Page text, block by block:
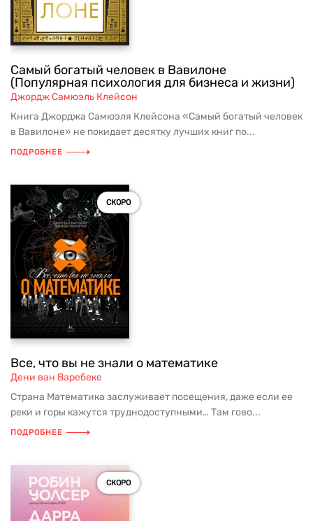
Самый богатый человек в Вавилоне
(Популярная психология для бизнеса и жизни)
Джордж Самюэль Клейсон
Книга Джорджа Самюэля Клейсона «Самый богатый человек
в Вавилоне» не покидает десятку лучших книг по...
ПОДРОБНЕЕ
СКОРО
Все, что вы не знали о математике
Дени ван Варебеке
Страна Математика заслуживает посещения, даже если ее
реки и горы кажутся труднодоступными… Там гово...
ПОДРОБНЕЕ
СКОРО